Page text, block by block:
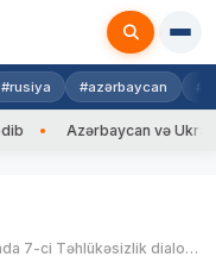
#rusiya #azərbaycan
Azərbaycan və Ukrayna
Azərbaycan-AB arasında 7-ci Təhlükəsizlik dialoqu keçirilib